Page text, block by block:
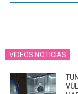
VIDEOS NOTICIAS